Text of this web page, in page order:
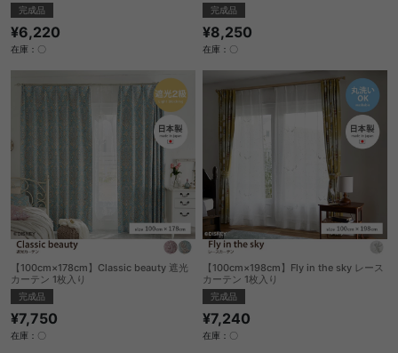
完成品
¥6,220
在庫：〇
完成品
¥8,250
在庫：〇
【100cm×178cm】Classic beauty 遮光
カーテン 1枚入り
完成品
¥7,750
在庫：〇
【100cm×198cm】Fly in the sky レース
カーテン 1枚入り
完成品
¥7,240
在庫：〇